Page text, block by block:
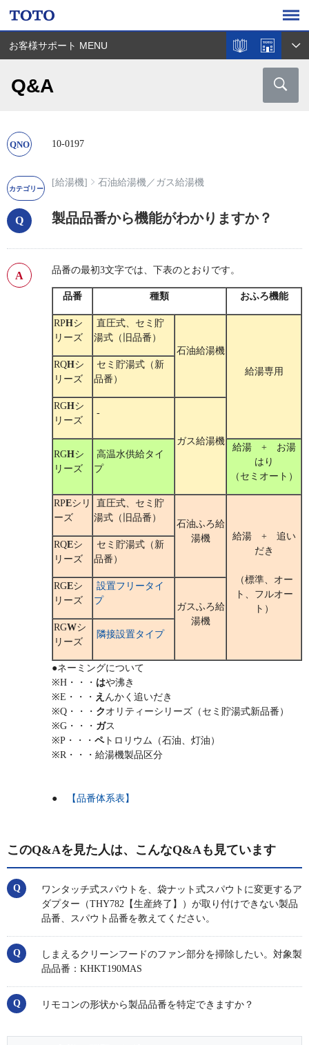
お客様サポート MENU
Q&A
10-0197
[給湯機] 石油給湯機／ ガス給湯機
製品品番から機能がわかりますか？
品番の最初3文字では、下表のとおりです。
品番 種類 おふろ機能
RPHシ
リーズ
直圧式、セミ貯
湯式（旧品番）
石油給湯機
給湯専用
RQHシ
リーズ
セミ貯湯式（新
品番）
RGHシ
リーズ
-
ガス給湯機
RGHシ
リーズ
高温水供給タイ
プ
給湯 + お湯
はり
（セミオート）
RPEシリ
ーズ
直圧式、セミ貯
湯式（旧品番）
石油ふろ給
湯機
給湯 + 追い
だき
（標準、オー
ト、フルオー
ト）
RQEシ
リーズ
セミ貯湯式（新
品番）
RGEシ
リーズ
設置フリータイ
プ
ガスふろ給
湯機
RGWシ
リーズ
隣接設置タイプ
●ネーミングについて
※H・・・ はや沸き
※E・・・ え んかく追いだき
※Q・・・ ク オリティーシリーズ（セミ貯湯式新品番）
※G・・・ ガス
※P・・・ ペトロリウム（石油、灯油）
※R・・・給湯機製品区分
● 【品番体系表】
このQ&Aを見た人は、こんなQ&Aも見ています
ワンタッチ式スパウトを、袋ナット式スパウトに変更するア
ダプター（THY782【生産終了】）が取り付けできない製品
品番、スパウト品番を教えてください。
しまえるクリーンフードのファン部分を掃除したい。対象製
品品番：KHKT190MAS
リモコンの形状から製品品番を特定できますか？